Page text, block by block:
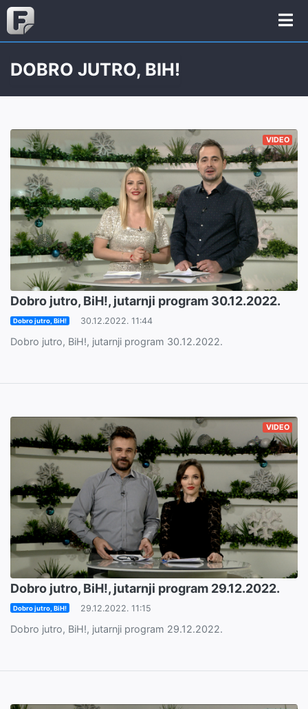
DOBRO JUTRO, BIH!
VIDEO
Dobro jutro, BiH!, jutarnji program 30.12.2022.
Dobro jutro, BiH! 30.12.2022. 11:44
Dobro jutro, BiH!, jutarnji program 30.12.2022.
VIDEO
Dobro jutro, BiH!, jutarnji program 29.12.2022.
Dobro jutro, BiH! 29.12.2022. 11:15
Dobro jutro, BiH!, jutarnji program 29.12.2022.